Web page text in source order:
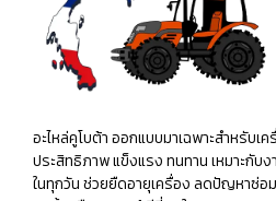
อะไหล่คูโบต้า ออกแบบมาเฉพาะสำหรับเ
ประสิทธิภาพ แข็งแรง ทนทาน เหมาะกับ
ในทุกวัน ช่วยยืดอายุเครื่อง ลดปัญหาซ่อ